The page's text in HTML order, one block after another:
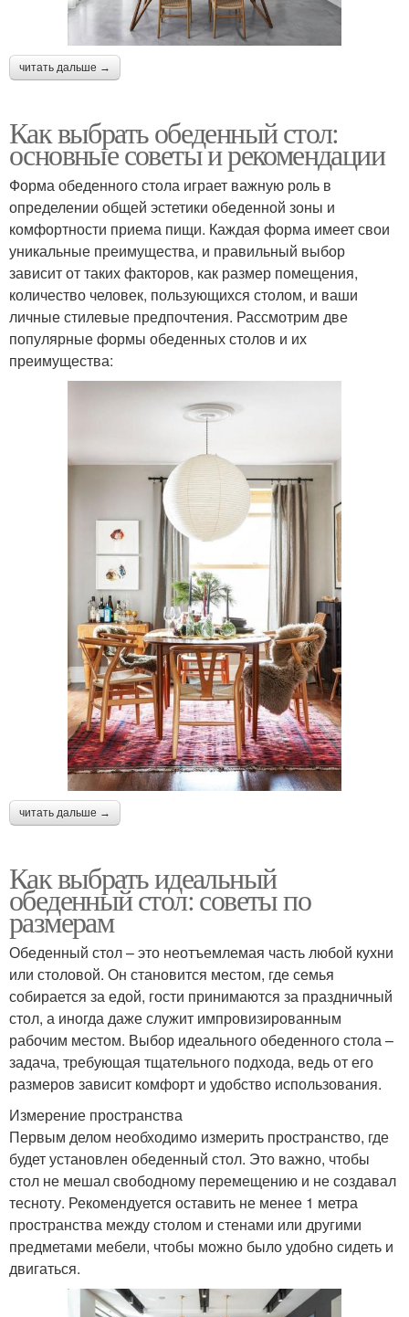
читать дальше →
Как выбрать обеденный стол:
основные советы и рекомендации
Форма обеденного стола играет важную роль в
определении общей эстетики обеденной зоны и
комфортности приема пищи. Каждая форма имеет свои
уникальные преимущества, и правильный выбор
зависит от таких факторов, как размер помещения,
количество человек, пользующихся столом, и ваши
личные стилевые предпочтения. Рассмотрим две
популярные формы обеденных столов и их
преимущества:
читать дальше →
Как выбрать идеальный
обеденный стол: советы по
размерам
Обеденный стол – это неотъемлемая часть любой кухни
или столовой. Он становится местом, где семья
собирается за едой, гости принимаются за праздничный
стол, а иногда даже служит импровизированным
рабочим местом. Выбор идеального обеденного стола –
задача, требующая тщательного подхода, ведь от его
размеров зависит комфорт и удобство использования.
Измерение пространства
Первым делом необходимо измерить пространство, где
будет установлен обеденный стол. Это важно, чтобы
стол не мешал свободному перемещению и не создавал
тесноту. Рекомендуется оставить не менее 1 метра
пространства между столом и стенами или другими
предметами мебели, чтобы можно было удобно сидеть и
двигаться.